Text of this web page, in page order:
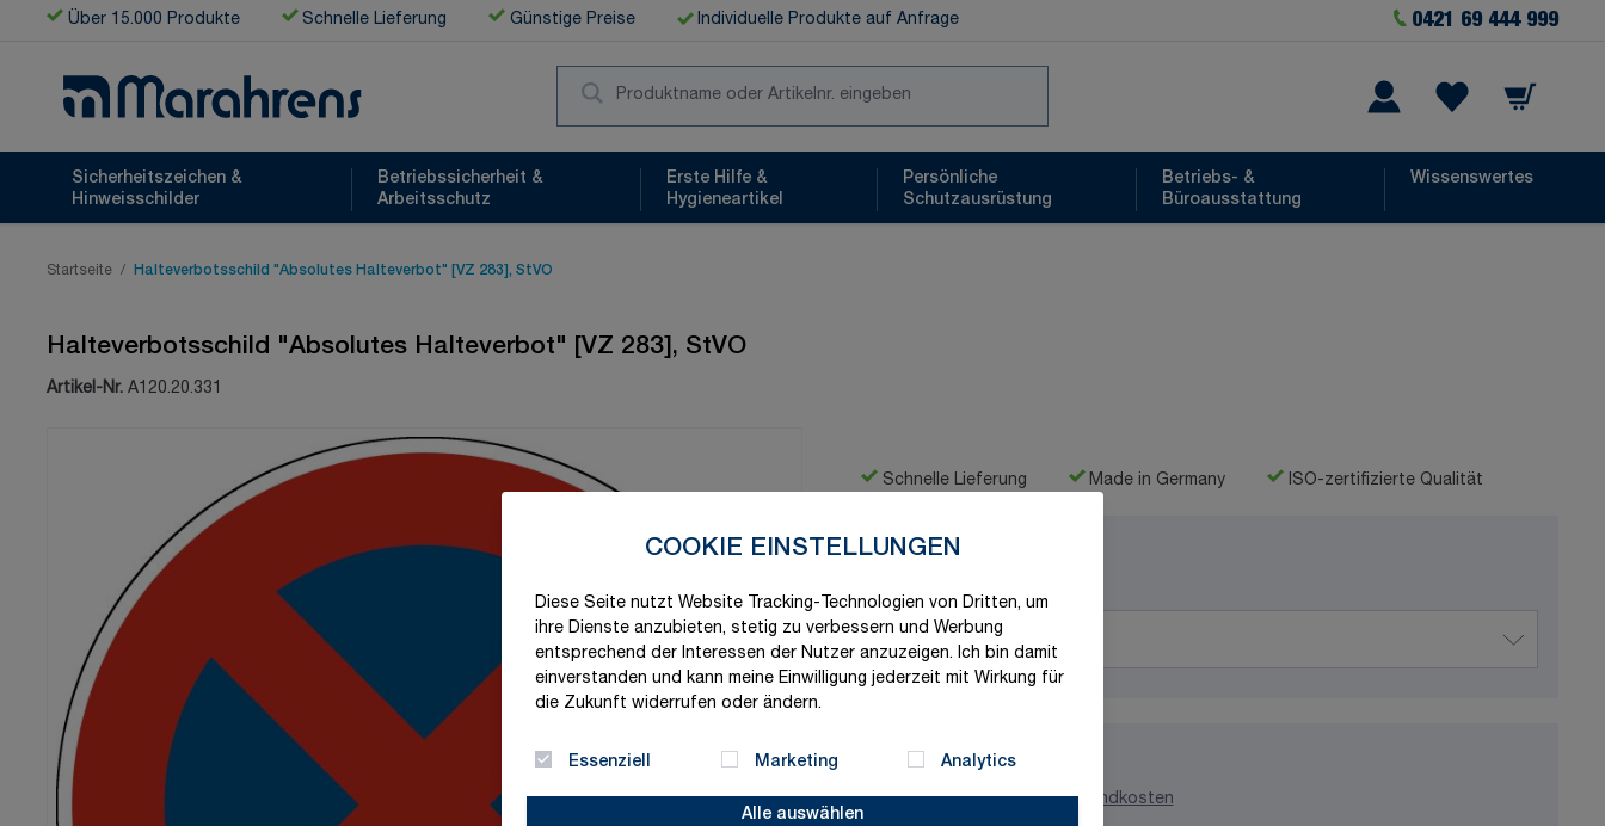
COOKIE EINSTELLUNGEN
Diese Seite nutzt Website Tracking-Technologien von Dritten, um
ihre Dienste anzubieten, stetig zu verbessern und Werbung
entsprechend der Interessen der Nutzer anzuzeigen. Ich bin damit
einverstanden und kann meine Einwilligung jederzeit mit Wirkung für
die Zukunft widerrufen oder ändern.
Essenziell Marketing Analytics
Alle auswählen
Zum Inhalt springen
Über 15.000 Produkte Schnelle Lieferung Günstige Preise Individuelle Produkte auf Anfrage 0421 69 444 999
Warenkorb
Sicherheitszeichen &
Hinweisschilder
Betriebssicherheit &
Arbeitsschutz
Erste Hilfe &
Hygieneartikel
Persönliche
Schutzausrüstung
Betriebs- &
Büroausstattung
Wissenswertes
Startseite / Halteverbotsschild "Absolutes Halteverbot" [VZ 283], StVO
Halteverbotsschild "Absolutes Halteverbot" [VZ 283], StVO
Artikel-Nr. A120.20.331
Schnelle Lieferung Made in Germany ISO-zertifizierte Qualität
Produktvariation wählen
Durchmesser
54,40 €
exklusive MwSt. und zzgl.Versandkosten